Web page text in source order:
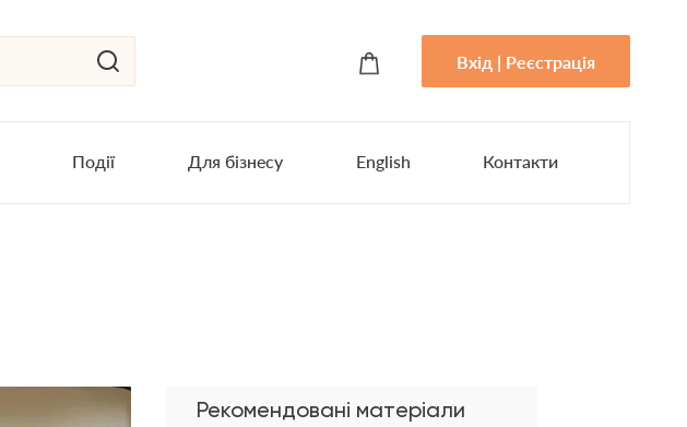
Вхід | Реєстрація
Події Для бізнесу English Контакти
Рекомендовані матеріали